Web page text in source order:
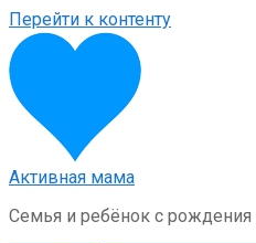
Перейти к контенту
Активная мама
Семья и ребёнок с